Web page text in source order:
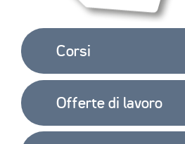
Corsi
Offerte di lavoro